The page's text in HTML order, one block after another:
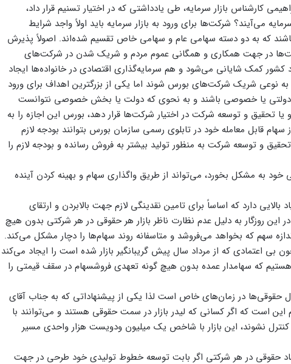
کارشناس بازار سرمایه، طی یادداشتی که در اختیار تسنیم قرار داد،
می‌آیند؟ شرکت‌ها برای ورود به بازار سرمایه باید اولاً واجد شرایط
که به دو دسته سهامی عام و سهامی خاص تقسیم شده‌اند. اصولاً پذیرش
در جهت همکاری و همگانی عموم مردم و شریک شدن در شرکت‌های
کمک شایانی می‌شود و هم سرمایه‌گذاری اقتصادی در خانواده‌ها ایجاد
به نوعی شریک شرکت‌های بورس شوند اما یکی از بزرگترین اهداف برای ورود
دولتی یا خصوصی باشند و به نحوی که دولت یا بخش خصوصی نتوانست
تحقیق و توسعه شرکت در اختیار شرکت‌ها قرار دهد، بورس این اجازه را به
قابل معامله خود در تابلوی رسمی سازمان بورس بتوانند بودجه لازم
و توسعه شرکت به منظور تولید بیشتر به فروش رسانده و بودجه لازم را
به مشکل بخورد، می‌تواند از طریق واگذاری سهام و بهینه کردن آینده
دارد که اساساً برای تامین نقدینگی لازم جهت بالابردن و ارتقای
روزگار به دلیل عدم نظارت ناظر بازار هر حقوقی در هر شرکتی بدون هیچ
سهم که بخواهد می‌فروشد و متاسفانه روند سهام‌ها را دچار مشکل می‌کند.
اعتمادی که از مرداد سال پیش گریبانگیر بازار شده است را ایجاد می‌کند
که سهامدار عمده بدون هیچ گونه تعهدی فروشسهام در سقف قیمتی را
حقوقی‌ها در زمان‌های خاص است لذا یکی از پیشنهاداتی که به جناب آقای
است که اگر کسانی که لیدر بازار در سمت حقوقی هستند و می‌توانند با
کنترل نشوند، این بازار با شاخص یک میلیون ودویست هزار واحدی مسیر
حقوقی در هر شرکتی اگر بابت توسعه خطوط تولیدی خود طرحی در جهت